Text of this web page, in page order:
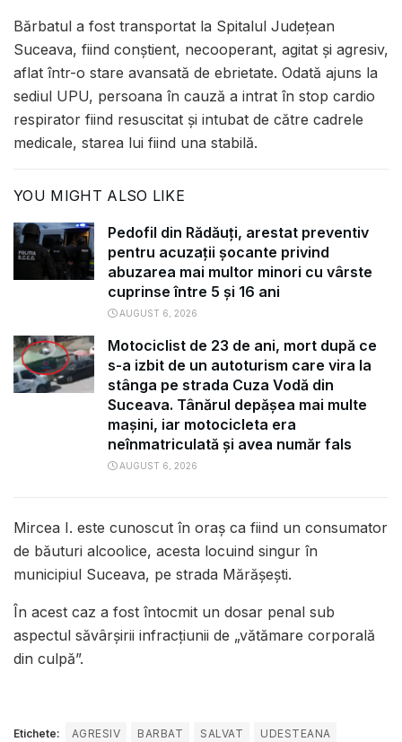
Bărbatul a fost transportat la Spitalul Judeţean
Suceava, fiind conştient, necooperant, agitat şi agresiv,
aflat într-o stare avansată de ebrietate. Odată ajuns la
sediul UPU, persoana în cauză a intrat în stop cardio
respirator fiind resuscitat și intubat de către cadrele
medicale, starea lui fiind una stabilă.
YOU MIGHT ALSO LIKE
Pedofil din Rădăuți, arestat preventiv
pentru acuzații șocante privind
abuzarea mai multor minori cu vârste
cuprinse între 5 și 16 ani
AUGUST 6, 2026
Motociclist de 23 de ani, mort după ce
s-a izbit de un autoturism care vira la
stânga pe strada Cuza Vodă din
Suceava. Tânărul depășea mai multe
mașini, iar motocicleta era
neînmatriculată și avea număr fals
AUGUST 6, 2026
Mircea I. este cunoscut în oraș ca fiind un consumator
de băuturi alcoolice, acesta locuind singur în
municipiul Suceava, pe strada Mărăşeşti.
În acest caz a fost întocmit un dosar penal sub
aspectul săvârșirii infracțiunii de „vătămare corporală
din culpă”.
Etichete: AGRESIV BARBAT SALVAT UDESTEANA